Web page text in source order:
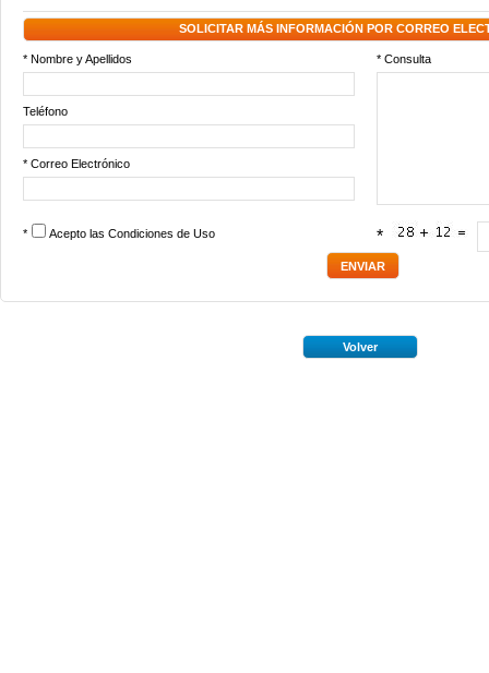
SOLICITAR MÁS INFORMACIÓN POR CORREO
* Nombre y Apellidos * Consulta
Teléfono
* Correo Electrónico
* Acepto las Condiciones de Uso *
Volver